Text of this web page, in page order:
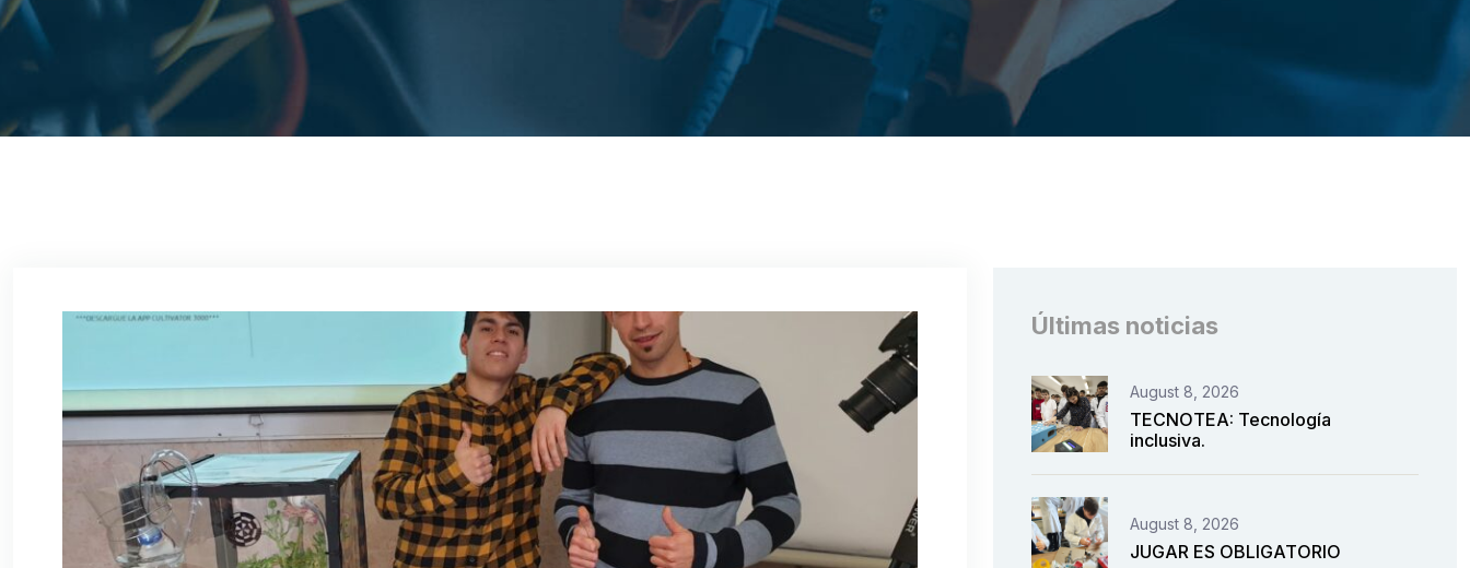
Últimas noticias
August 8, 2026
TECNOTEA: Tecnología
inclusiva.
August 8, 2026
JUGAR ES OBLIGATORIO